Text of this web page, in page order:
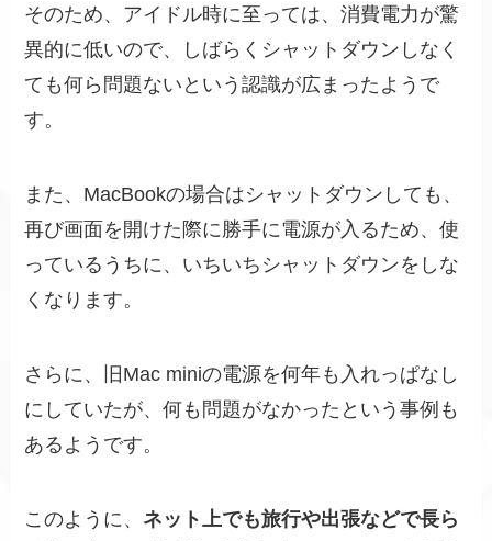
そのため、アイドル時に至っては、消費電力が驚
異的に低いので、しばらくシャットダウンしなく
ても何ら問題ないという認識が広まったようで
す。
また、MacBookの場合はシャットダウンしても、
再び画面を開けた際に勝手に電源が入るため、使
っているうちに、いちいちシャットダウンをしな
くなります。
さらに、旧Mac miniの電源を何年も入れっぱなし
にしていたが、何も問題がなかったという事例も
あるようです。
このように、 ネット上でも旅行や出張などで長ら